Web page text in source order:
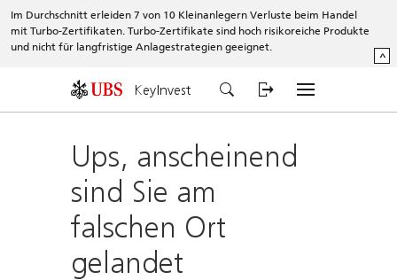
Im Durchschnitt erleiden 7 von 10 Kleinanlegern Verluste beim Handel
mit Turbo-Zertifikaten. Turbo-Zertifikate sind hoch risikoreiche Produkte
und nicht für langfristige Anlagestrategien geeignet.
^
KeyInvest
Ups, anscheinend
sind Sie am
falschen Ort
gelandet